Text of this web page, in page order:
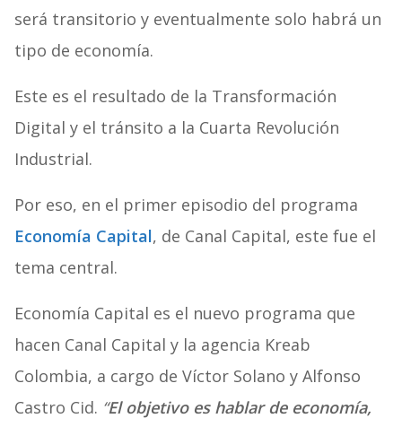
será transitorio y eventualmente solo habrá un
tipo de economía.
Este es el resultado de la Transformación
Digital y el tránsito a la Cuarta Revolución
Industrial.
Por eso, en el primer episodio del programa
Economía Capital, de Canal Capital, este fue el
tema central.
Economía Capital es el nuevo programa que
hacen Canal Capital y la agencia Kreab
Colombia, a cargo de Víctor Solano y Alfonso
Castro Cid. “El objetivo es hablar de economía,